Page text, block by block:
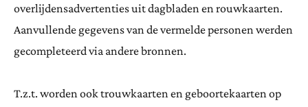
overlijdensadvertenties uit dagbladen en rouwkaarten.
Aanvullende gegevens van de vermelde personen werden
gecompleteerd via andere bronnen.
T.z.t. worden ook trouwkaarten en geboortekaarten op